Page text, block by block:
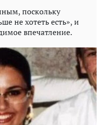
поскольку
не хотеть есть», и
впечатление.